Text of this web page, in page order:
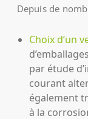
Depuis de
Choix d’un
par étude
courant
également
à la